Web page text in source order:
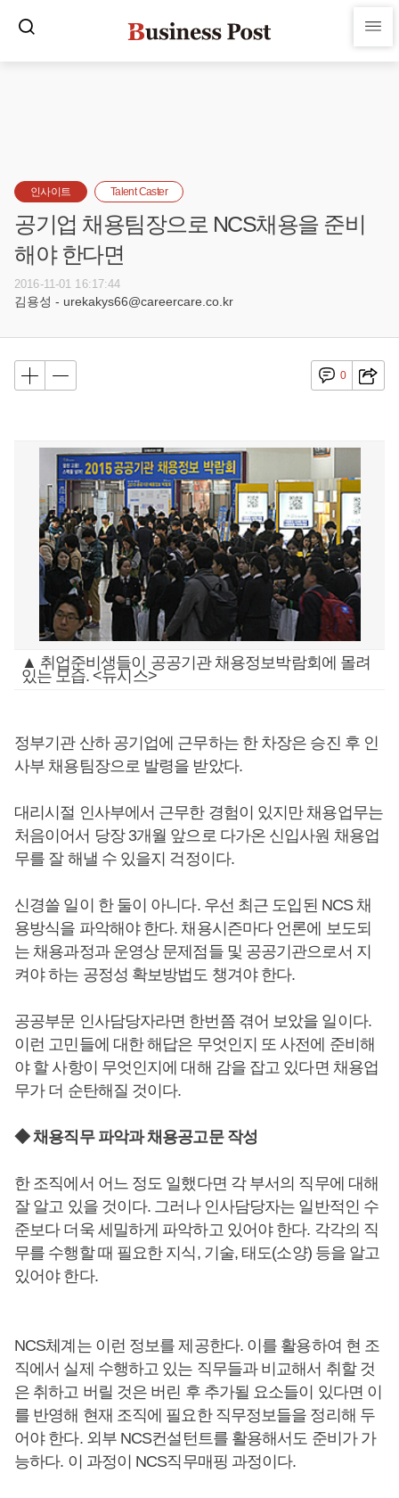
인사이트 Talent Caster
공기업 채용팀장으로 NCS채용을 준비
해야 한다면
2016-11-01 16:17:44
김용성 - urekakys66@careercare.co.kr
0
▲ 취업준비생들이 공공기관 채용정보박람회에 몰려
있는 모습. <뉴시스>
정부기관 산하 공기업에 근무하는 한 차장은 승진 후 인
사부 채용팀장으로 발령을 받았다.
대리시절 인사부에서 근무한 경험이 있지만 채용업무는
처음이어서 당장 3개월 앞으로 다가온 신입사원 채용업
무를 잘 해낼 수 있을지 걱정이다.
신경쓸 일이 한 둘이 아니다. 우선 최근 도입된 NCS 채
용방식을 파악해야 한다. 채용시즌마다 언론에 보도되
는 채용과정과 운영상 문제점들 및 공공기관으로서 지
켜야 하는 공정성 확보방법도 챙겨야 한다.
공공부문 인사담당자라면 한번쯤 겪어 보았을 일이다.
이런 고민들에 대한 해답은 무엇인지 또 사전에 준비해
야 할 사항이 무엇인지에 대해 감을 잡고 있다면 채용업
무가 더 순탄해질 것이다.
◆ 채용직무 파악과 채용공고문 작성
한 조직에서 어느 정도 일했다면 각 부서의 직무에 대해
잘 알고 있을 것이다. 그러나 인사담당자는 일반적인 수
준보다 더욱 세밀하게 파악하고 있어야 한다. 각각의 직
무를 수행할 때 필요한 지식, 기술, 태도(소양) 등을 알고
있어야 한다.
NCS체계는 이런 정보를 제공한다. 이를 활용하여 현 조
직에서 실제 수행하고 있는 직무들과 비교해서 취할 것
은 취하고 버릴 것은 버린 후 추가될 요소들이 있다면 이
를 반영해 현재 조직에 필요한 직무정보들을 정리해 두
어야 한다. 외부 NCS컨설턴트를 활용해서도 준비가 가
능하다. 이 과정이 NCS직무매핑 과정이다.